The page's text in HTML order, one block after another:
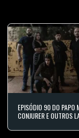
EPISÓDIO 90 DO PAPO
CONJURER E OUTROS